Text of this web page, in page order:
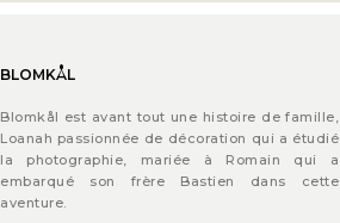
BLOMKÅL
Blomkål est avant tout une histoire de famille,
Loanah passionnée de décoration qui a étudié
la photographie, mariée à Romain qui a
embarqué son frère Bastien dans cette
aventure.